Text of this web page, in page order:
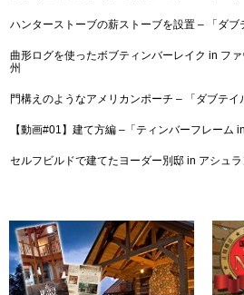
ハンターストーブの薪ストーブを設置 – 「ダブ
曲形ログを使ったボブティンバーレイク in フ
州
門構えのようなアメリカンポーチ – 「ダブテイ
【動画#01】建て方編 –「ティンバーフレーム in
セルフビルドで建てたヨーダー別邸 in アシュ